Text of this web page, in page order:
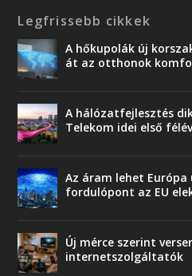
Legfrissebb cikkek
A hőkupolák új
át az otthonok
A hálózatfejlesztés
Telekom idei első
Az áram lehet Európa
fordulópont az EU
Új mérce szerint
internetszolgáltatók